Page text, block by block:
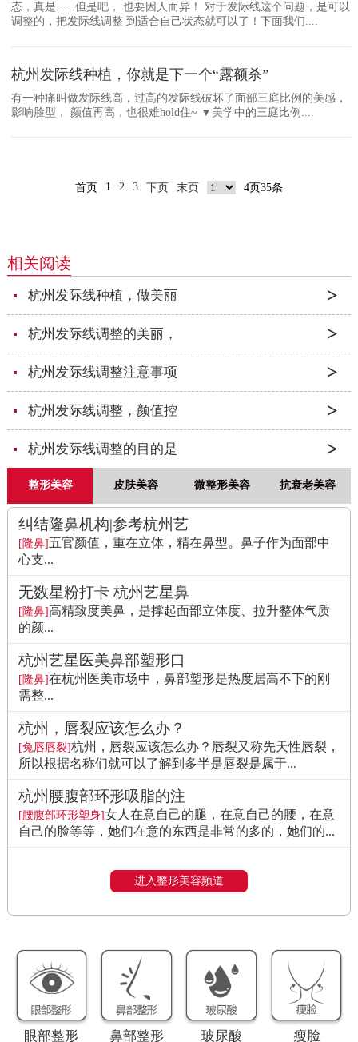
态，真是......但是吧， 也要因人而异！ 对于发际线这个问题，是可以
调整的，把发际线调整 到适合自己状态就可以了！下面我们....
杭州发际线种植，你就是下一个“露额杀”
有一种痛叫做发际线高，过高的发际线破坏了面部三庭比例的美感，
影响脸型， 颜值再高，也很难hold住~ ▼美学中的三庭比例....
首页 1 2 3 下页 末页 4页35条
相关阅读
杭州发际线种植，做美丽
杭州发际线调整的美丽，
杭州发际线调整注意事项
杭州发际线调整，颜值控
杭州发际线调整的目的是
整形美容 皮肤美容 微整形美容 抗衰老美容
纠结隆鼻机构|参考杭州艺
[隆鼻]五官颜值，重在立体，精在鼻型。鼻子作为面部中
心支...
无数星粉打卡 杭州艺星鼻
[隆鼻]高精致度美鼻，是撑起面部立体度、拉升整体气质
的颜...
杭州艺星医美鼻部塑形口
[隆鼻]在杭州医美市场中，鼻部塑形是热度居高不下的刚
需整...
杭州，唇裂应该怎么办？
[兔唇唇裂]杭州，唇裂应该怎么办？唇裂又称先天性唇裂，
所以根据名称们就可以了解到多半是唇裂是属于...
杭州腰腹部环形吸脂的注
[腰腹部环形塑身]女人在意自己的腿，在意自己的腰，在意
自己的脸等等，她们在意的东西是非常的多的，她们的...
进入整形美容频道
眼部整形 鼻部整形 玻尿酸 瘦脸